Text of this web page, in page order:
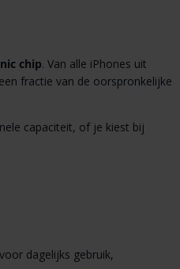
chip. Van alle iPhones uit
fractie van de oorspronkelijke
capaciteit, of je kiest bij
dagelijks gebruik,